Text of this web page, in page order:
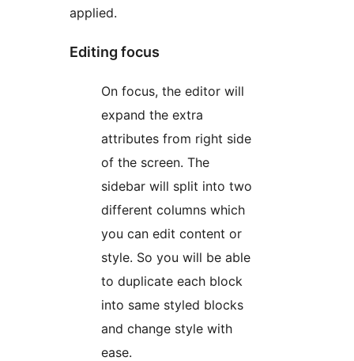
applied.
Editing focus
On focus, the editor will
expand the extra
attributes from right side
of the screen. The
sidebar will split into two
different columns which
you can edit content or
style. So you will be able
to duplicate each block
into same styled blocks
and change style with
ease.